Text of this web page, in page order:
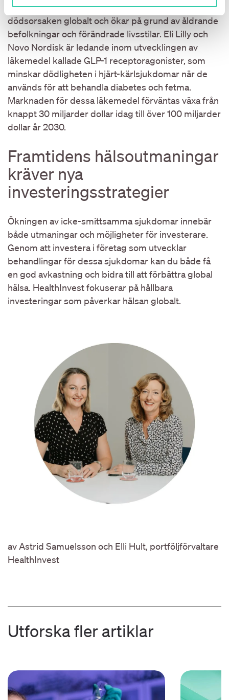
Nordisk: Hjärt-kärlsjukdomar är den vanligaste
dödsorsaken globalt och ökar på grund av åldrande
befolkningar och förändrade livsstilar. Eli Lilly och
Novo Nordisk är ledande inom utvecklingen av
läkemedel kallade GLP-1 receptoragonister, som
minskar dödligheten i hjärt-kärlsjukdomar när de
används för att behandla diabetes och fetma.
Marknaden för dessa läkemedel förväntas växa från
knappt 30 miljarder dollar idag till över 100 miljarder
dollar år 2030.
Framtidens hälsoutmaningar
kräver nya
investeringsstrategier
Ökningen av icke-smittsamma sjukdomar innebär
både utmaningar och möjligheter för investerare.
Genom att investera i företag som utvecklar
behandlingar för dessa sjukdomar kan du både få
en god avkastning och bidra till att förbättra global
hälsa. HealthInvest fokuserar på hållbara
investeringar som påverkar hälsan globalt.
av Astrid Samuelsson och Elli Hult, portföljförvaltare
HealthInvest
Utforska fler artiklar